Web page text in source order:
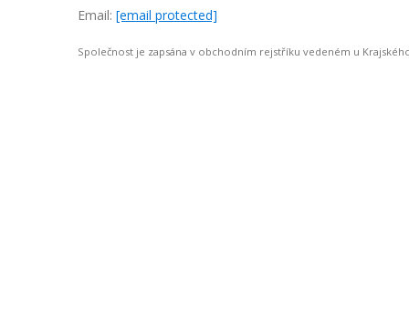
Email: [email protected]
Společnost je zapsána v obchodním rejstříku vedeném u